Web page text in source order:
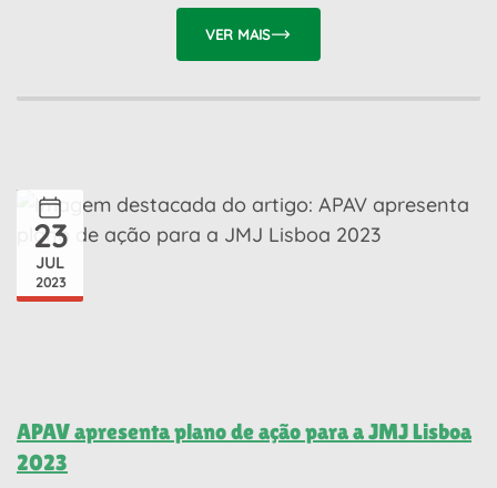
VER MAIS
23
JUL
2023
APAV apresenta plano de ação para a JMJ Lisboa
2023